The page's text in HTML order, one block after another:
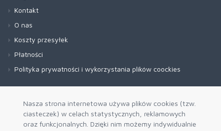
Nasza strona internetowa używa plików cookies (tzw.
ciasteczek) w celach statystycznych, reklamowych
oraz funkcjonalnych. Dzięki nim możemy indywidualnie
Kontakt
O nas
Koszty przesyłek
Płatności
Polityka prywatności i wykorzystania plików coockies